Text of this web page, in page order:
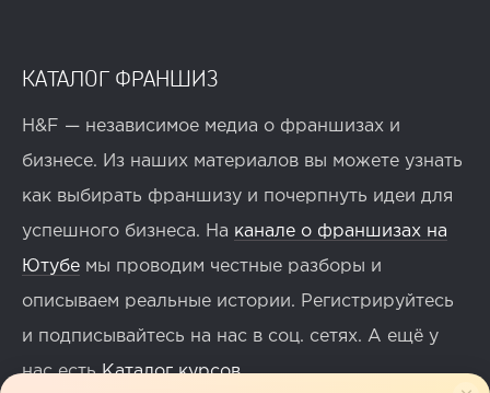
КАТАЛОГ ФРАНШИЗ
H&F — независимое медиа о франшизах и
бизнесе. Из наших материалов вы можете узнать
как выбирать франшизу и почерпнуть идеи для
успешного бизнеса. На канале о франшизах на
Ютубе мы проводим честные разборы и
описываем реальные истории. Регистрируйтесь
и подписывайтесь на нас в соц. сетях. А ещё у
нас естьКаталог курсов.